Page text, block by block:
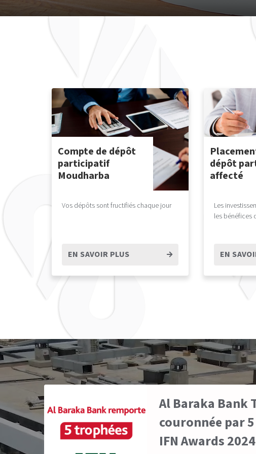
Compte de dépôt
participatif
Moudharba
Vos dépôts sont fructifiés chaque jour
EN SAVOIR PLUS
dépôt
affecté
Les
les bénéfices
EN
Al Baraka Bank
couronnée par
IFN Awards 2024